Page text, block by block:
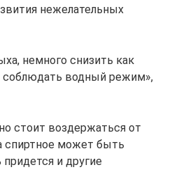
нежелательных
немного снизить как
соблюдать водный режим»,
стоит воздержаться от
спиртное может быть
и другие